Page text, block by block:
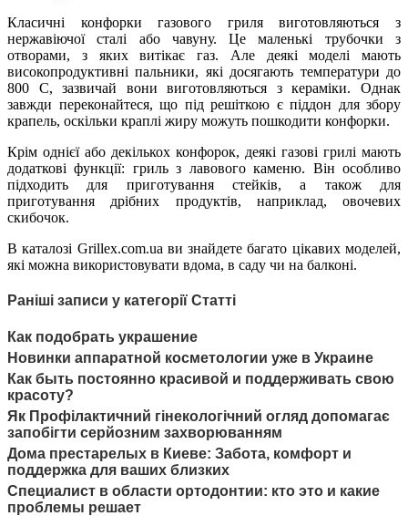
Класичні конфорки газового гриля виготовляються з
нержавіючої сталі або чавуну. Це маленькі трубочки з
отворами, з яких витікає газ. Але деякі моделі мають
високопродуктивні пальники, які досягають температури до
800 С, зазвичай вони виготовляються з кераміки. Однак
завжди переконайтеся, що під решіткою є піддон для збору
крапель, оскільки краплі жиру можуть пошкодити конфорки.
Крім однієї або декількох конфорок, деякі газові грилі мають
додаткові функції: гриль з лавового каменю. Він особливо
підходить для приготування стейків, а також для
приготування дрібних продуктів, наприклад, овочевих
скибочок.
В каталозі Grillex.com.ua ви знайдете багато цікавих моделей,
які можна використовувати вдома, в саду чи на балконі.
Раніші записи у категорії Статті
Как подобрать украшение
Новинки аппаратной косметологии уже в Украине
Как быть постоянно красивой и поддерживать свою
красоту?
Як Профілактичний гінекологічний огляд допомагає
запобігти серйозним захворюванням
Дома престарелых в Киеве: Забота, комфорт и
поддержка для ваших близких
Специалист в области ортодонтии: кто это и какие
проблемы решает